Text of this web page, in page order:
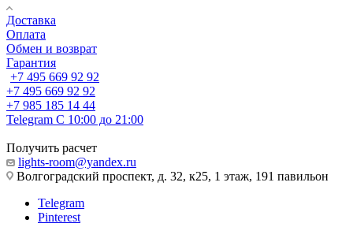
Доставка
Оплата
Обмен и возврат
Гарантия
+7 495 669 92 92
+7 495 669 92 92
+7 985 185 14 44
Telegram С 10:00 до 21:00
Получить расчет
lights-room@yandex.ru
Волгоградский проспект, д. 32, к25, 1 этаж, 191 павильон
Telegram
Pinterest